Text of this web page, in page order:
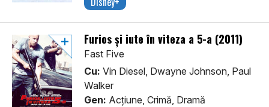
Furios și iute în viteza a 5-a (2011)
Fast Five
Cu: Vin Diesel, Dwayne Johnson, Paul
Walker
Gen: Acţiune, Crimă, Dramă